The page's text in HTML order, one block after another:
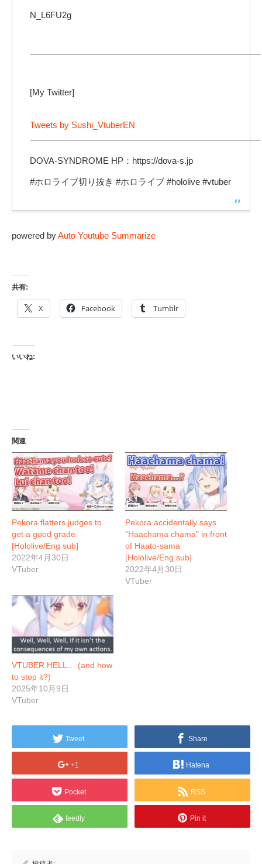
N_L6FU2g
——————————————————————————-
[My Twitter]
Tweets by Sushi_VtuberEN
——————————————————————————-
DOVA-SYNDROME HP：https://dova-s.jp
#ホロライブ切り抜き #ホロライブ #hololive #vtuber
powered byAuto Youtube Summarize
共有:
X Facebook Tumblr
いいね:
関連
Pekora flatters judges to
get a good grade
[Hololive/Eng sub]
2022年4月30日
VTuber
Pekora accidentally says
"Haachama chama" in front
of Haato-sama
[Hololive/Eng sub]
2022年4月30日
VTuber
VTUBER HELL… (and how
to stop it?)
2025年10月9日
VTuber
Tweet Share
+1 Hatena
Pocket RSS
feedly Pin it